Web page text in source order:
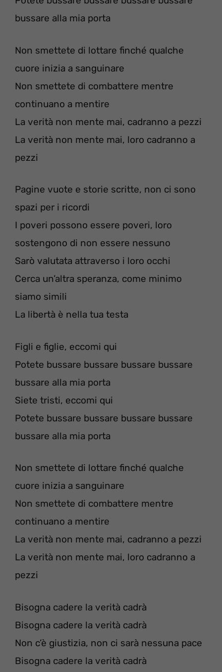
bussare alla mia porta
Non smettete di lottare finché qualche
cuore inizia a sanguinare
Non smettete di combattere mentre
continuano a mentire
La verità non mente mai, cadranno a pezzi
La verità non mente mai, loro cadranno a
pezzi
Pagine vuote e storie scritte, non ci sono
spazi per i ricordi
I poveri possono essere poveri, loro
sostengono di non essere nessuno
Sarò valutata attraverso i loro occhi
Cerca un’altra speranza, come minimo
siamo simili
La libertà è nella tua testa
Figli e figlie, eccomi qui
Potete bussare bussare bussare bussare
bussare alla mia porta
Siete tristi, eccomi qui
Potete bussare bussare bussare bussare
bussare alla mia porta
Non smettete di lottare finché qualche
cuore inizia a sanguinare
Non smettete di combattere mentre
continuano a mentire
La verità non mente mai, cadranno a pezzi
La verità non mente mai, loro cadranno a
pezzi
Bisogna cadere la verità cadrà
Bisogna cadere la verità cadrà
Non c’è giustizia, non ci sarà nessuna pace
Bisogna cadere la verità cadrà